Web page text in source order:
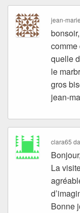
jean-marie
comme
quelle
le
gros
jean-
clara65
Bonjour,
La
Bonne